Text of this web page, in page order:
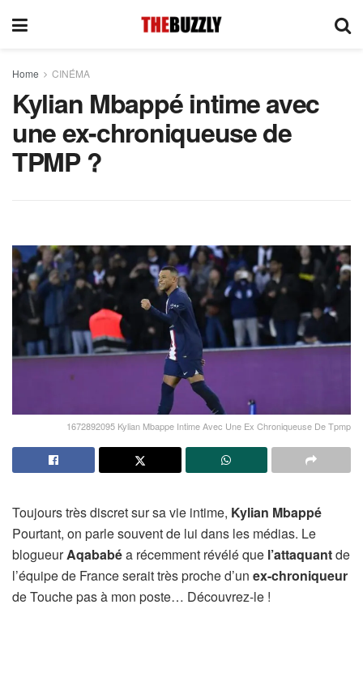
Home CINÉMA
Kylian Mbappé intime avec
une ex-chroniqueuse de
TPMP ?
1672892095 Kylian Mbappe Intime Avec Une Ex Chroniqueuse De Tpmp
Toujours très discret sur sa vie intime, Kylian Mbappé
Pourtant, on parle souvent de lui dans les médias. Le
blogueurAqababéa récemment révélé que l’attaquantde
l’équipe de France serait très proche d’un ex-chroniqueur
de Touche pas à mon poste… Découvrez-le !